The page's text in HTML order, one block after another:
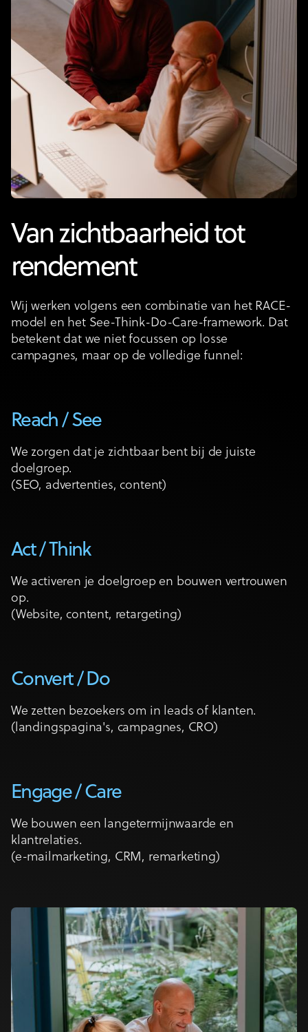
Van zichtbaarheid tot
rendement
Wij werken volgens een combinatie van het RACE-
model en het See-Think-Do-Care-framework. Dat
betekent dat we niet focussen op losse
campagnes, maar op de volledige funnel:
Reach / See
We zorgen dat je zichtbaar bent bij de juiste
doelgroep.
(SEO, advertenties, content)
Act / Think
We activeren je doelgroep en bouwen vertrouwen
op.
(Website, content, retargeting)
Convert / Do
We zetten bezoekers om in leads of klanten.
(landingspagina's, campagnes, CRO)
Engage / Care
We bouwen een langetermijnwaarde en
klantrelaties.
(e-mailmarketing, CRM, remarketing)